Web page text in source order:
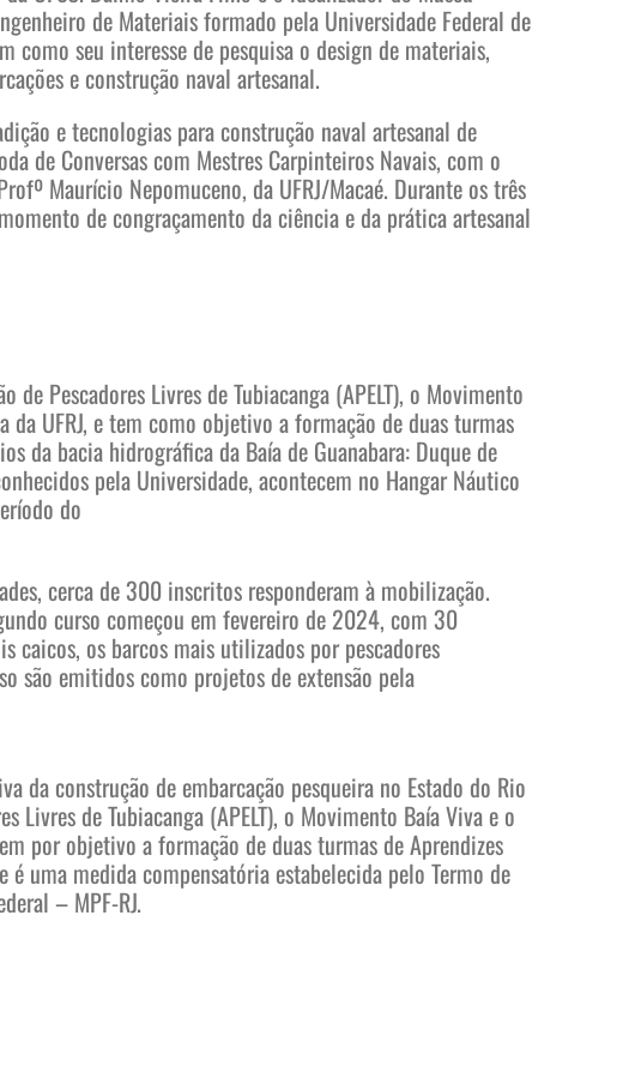
de Materiais formado pela Universidade Federal de
como seu interesse de pesquisa o design de materiais,
e construção naval artesanal.
e tecnologias para construção naval artesanal de
de Conversas com Mestres Carpinteiros Navais, com o
Maurício Nepomuceno, da UFRJ/Macaé. Durante os três
de congraçamento da ciência e da prática artesanal
Pescadores Livres de Tubiacanga (APELT), o Movimento
UFRJ, e tem como objetivo a formação de duas turmas
da bacia hidrográfica da Baía de Guanabara: Duque de
pela Universidade, acontecem no Hangar Náutico
do
cerca de 300 inscritos responderam à mobilização.
curso começou em fevereiro de 2024, com 30
os barcos mais utilizados por pescadores
são emitidos como projetos de extensão pela
da construção de embarcação pesqueira no Estado do Rio
Livres de Tubiacanga (APELT), o Movimento Baía Viva e o
por objetivo a formação de duas turmas de Aprendizes
uma medida compensatória estabelecida pelo Termo de
– MPF-RJ.